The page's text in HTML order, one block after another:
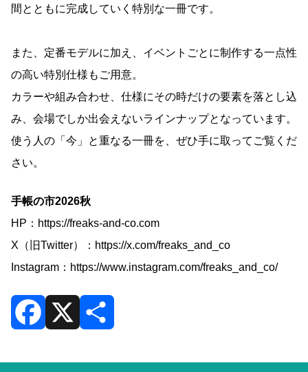
間とともに完成していく特別な一冊です。
また、定番モデルに加え、イベントごとに制作する一点性
の高い特別仕様もご用意。
カラーや組み合わせ、仕様にその時だけの要素を落とし込
み、会場でしか出会えないラインナップとなっています。
使う人の「今」と重なる一冊を、ぜひ手に取ってご覧くだ
さい。
手帳の市2026秋
HP： https://freaks-and-co.com
X（旧Twitter）： https://x.com/freaks_and_co
Instagram： https://www.instagram.com/freaks_and_co/